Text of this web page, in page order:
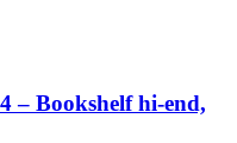
– Bookshelf hi-end,